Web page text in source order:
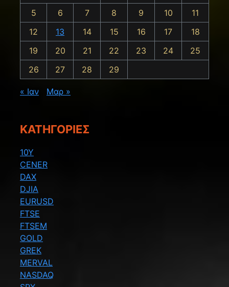
5
6 7 8 9 10
11
12
13 14 15 16 17
18
19
20 21 22 23 24
25
26
27 28 29
« Ιαν Μαρ »
KΑΤΗΓΟΡΊΕΣ
10Y
CENER
DAX
DJIA
EURUSD
FTSE
FTSEM
GOLD
GREK
MERVAL
NASDAQ